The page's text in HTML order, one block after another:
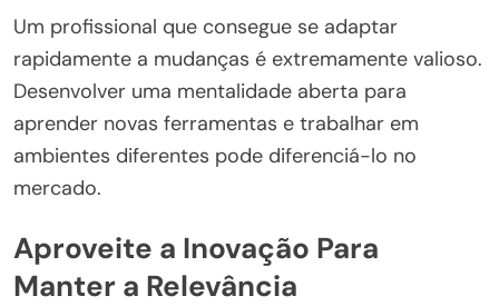
Um profissional que consegue se adaptar
rapidamente a mudanças é extremamente valioso.
Desenvolver uma mentalidade aberta para
aprender novas ferramentas e trabalhar em
ambientes diferentes pode diferenciá-lo no
mercado.
Aproveite a Inovação Para
Manter a Relevância